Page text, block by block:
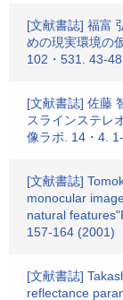
[文献書誌] 福富
めの現実環境の
102・531. 43-
[文献書誌] 佐藤
スラインステレ
像ラボ. 14・4.
[文献書誌]
monocular
natural
157-164 (2001)
[文献書誌]
reflectance